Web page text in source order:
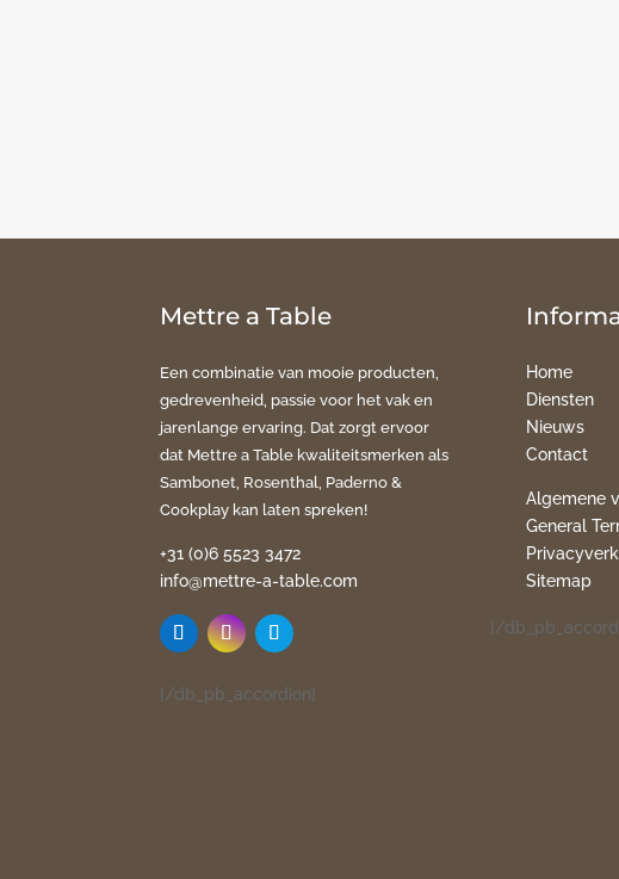
Mettre a Table
Een combinatie van mooie producten,
gedrevenheid, passie voor het vak en
jarenlange ervaring. Dat zorgt ervoor
dat Mettre a Table kwaliteitsmerken als
Sambonet, Rosenthal, Paderno &
Cookplay kan laten spreken!
+31 (0)6 5523 3472
info@mettre-a-table.com
[/db_pb_accordion]
Home
Diensten
Nieuws
Contact
Algemene
General
Sitemap
[/